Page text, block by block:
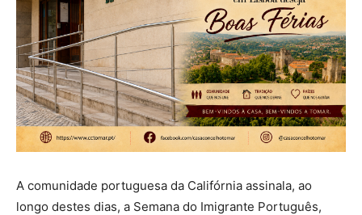
A comunidade portuguesa da Califórnia assinala, ao
longo destes dias, a Semana do Imigrante Português,